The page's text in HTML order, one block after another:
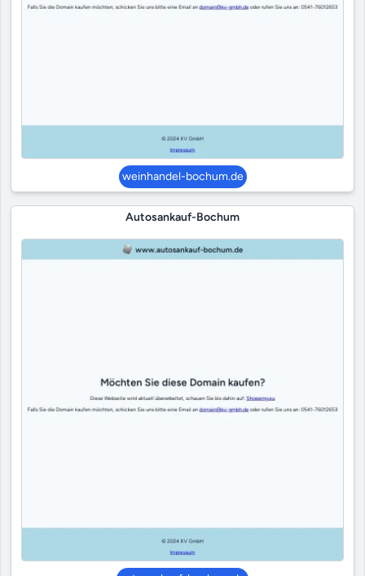
weinhandel-bochum.de
Autosankauf-Bochum